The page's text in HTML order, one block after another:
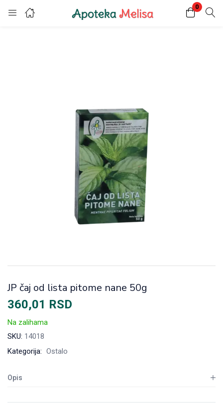
0
Login Register
JP čaj od lista pitome nane 50g
360,01 RSD
Na zalihama
SKU: 14018
Kategorija: Ostalo
Opis